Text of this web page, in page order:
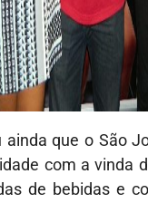
ainda que o São
com a vinda
de bebidas e